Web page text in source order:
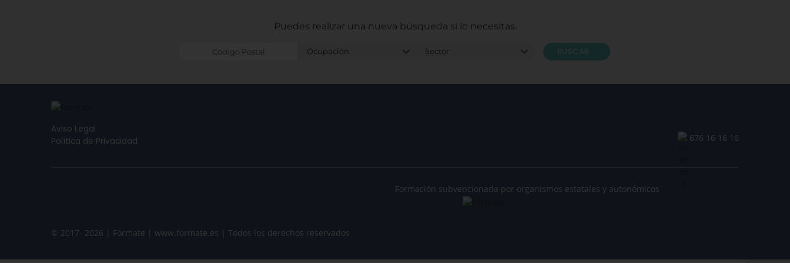
Puedes realizar una nueva búsqueda si lo necesitas.
BUSCAR
Aviso Legal
Política de Privacidad
676 16 16 16
© 2017- 2026 | Fórmate | www.formate.es | Todos los derechos reservados
Formación subvencionada por organismos estatales y autonómicos